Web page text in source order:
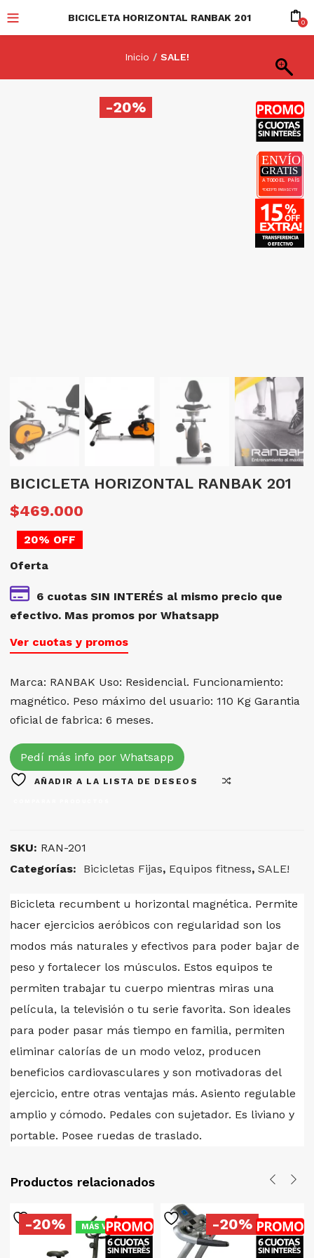
BICICLETA HORIZONTAL RANBAK 201 0
Inicio SALE!
-20%
BICICLETA HORIZONTAL RANBAK 201
El
precio
original
era:
$586.250.
$469.000
20% OFF
Oferta
6 cuotas SIN INTERÉS al mismo precio que
efectivo. Mas promos por Whatsapp
Ver cuotas y promos
Marca: RANBAK Uso: Residencial. Funcionamiento:
magnético. Peso máximo del usuario: 110 Kg Garantia
oficial de fabrica: 6 meses.
Pedí más info por Whatsapp
AÑADIR A LA LISTA DE DESEOS
SKU: RAN-201
Categorías:
Bicicletas Fijas, Equipos fitness,SALE!
Bicicleta recumbent u horizontal magnética. Permite
hacer ejercicios aeróbicos con regularidad son los
modos más naturales y efectivos para poder bajar de
peso y fortalecer los músculos. Estos equipos te
permiten trabajar tu cuerpo mientras miras una
película, la televisión o tu serie favorita. Son ideales
para poder pasar más tiempo en familia, permiten
eliminar calorías de un modo veloz, producen
beneficios cardiovasculares y son motivadoras del
ejercicio, entre otras ventajas más. Asiento regulable
amplio y cómodo. Pedales con sujetador. Es liviano y
portable. Posee ruedas de traslado.
Productos relacionados
-20% MÁS VENDIDO -20%